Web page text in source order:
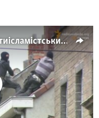
У Брюсселі проводять антиісламістський рейд (відео)
available